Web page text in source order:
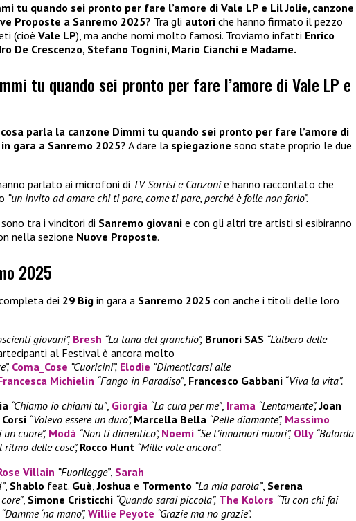
tu quando sei pronto per fare l’amore di Vale LP e Lil Jolie, canzone
Proposte a Sanremo 2025? Tra gli autori che hanno firmato il pezzo
(cioè Vale LP), ma anche nomi molto famosi. Troviamo infatti Enrico
De Crescenzo, Stefano Tognini, Mario Cianchi e Madame.
tu quando sei pronto per fare l’amore di Vale LP e
parla la canzone Dimmi tu quando sei pronto per fare l’amore di
gara a Sanremo 2025?A dare la spiegazione sono state proprio le due
parlato ai microfoni di TV Sorrisi e Canzonie hanno raccontato che
“un invito ad amare chi ti pare, come ti pare, perché è folle non farlo”.
sono tra i vincitori di Sanremo giovani e con gli altri tre artisti si esibiranno
nella sezione Nuove Proposte.
2025
dei 29 Big in gara a Sanremo 2025 con anche i titoli delle loro
giovani”, Bresh “La tana del granchio”, Brunori SAS “L’albero delle
al Festival è ancora molto
Coma_Cose “Cuoricini”, Elodie “Dimenticarsi alle
Michielin “Fango in Paradiso”, Francesco Gabbani “Viva la vita”.
“Chiamo io chiami tu”, Giorgia “La cura per me”, Irama “Lentamente”, Joan
“Volevo essere un duro”, Marcella Bella “Pelle diamante”, Massimo
cuore”, Modà “Non ti dimentico”, Noemi “Se t’innamori muori”, Olly “Balorda
ritmo delle cose”,Rocco Hunt “Mille vote ancora”.
Villain “Fuorilegge”, Sarah
, Shablo feat. Guè ,Joshua e Tormento “La mia parola”, Serena
, Simone Cristicchi “Quando sarai piccola”, The Kolors “Tu con chi fai
“Damme ‘na mano”, Willie Peyote “Grazie ma no grazie”.